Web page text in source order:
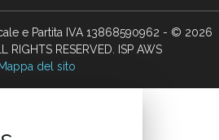
e Partita IVA 13868590962 - © 2026
RIGHTS RESERVED. ISP AWS
Mappa del sito